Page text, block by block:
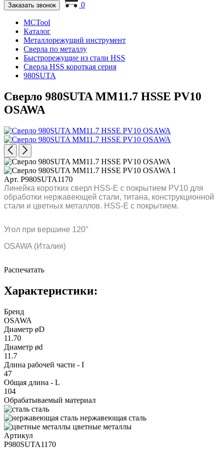
Заказать звонок 0
MCTool
Каталог
Металлорежущий инструмент
Сверла по металлу
Быстрорежущие из стали HSS
Сверла HSS короткая серия
980SUTA
Сверло 980SUTA MM11.7 HSSE PV10
OSAWA
Арт. P980SUTA1170
Линейка коротких сверл HSS-E с покрытием PV10 для
обработки нержавеющей стали, титана, конструкционной
стали и цветных металлов. HSS-E с покрытием.
Угол при вершине 120°
OSAWA (Италия)
Распечатать
Характеристики:
Бренд
OSAWA
Диаметр øD
11.70
Диаметр ød
11.7
Длина рабочей части - I
47
Общая длина - L
104
Обрабатываемый материал
сталь
нержавеющая сталь
цветные металлы
Артикул
P980SUTA1170